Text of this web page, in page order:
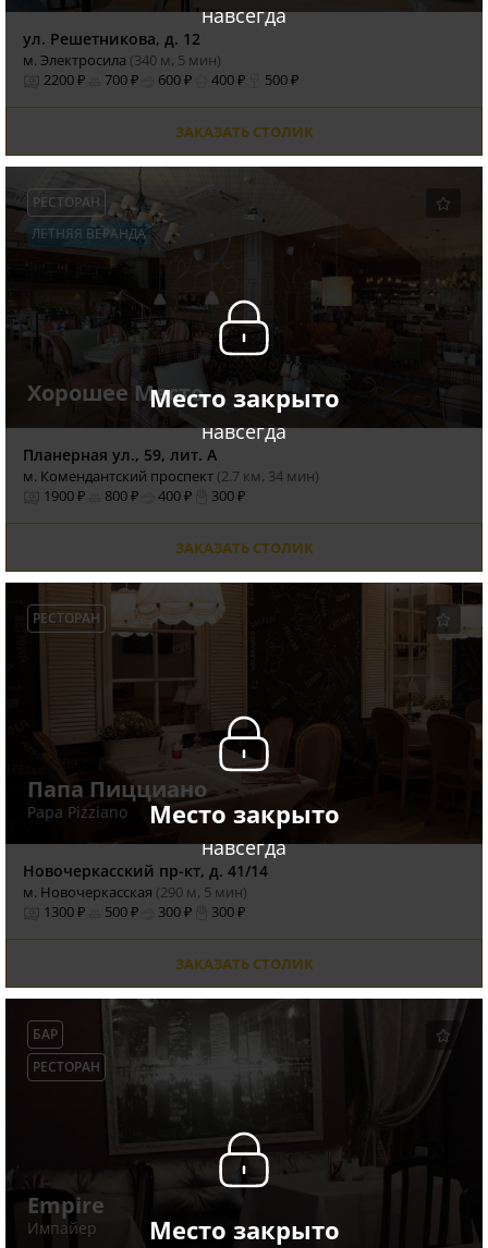
навсегда
ул. Решетникова, д. 12
м. Электросила (340 м, 5 мин)
2200 ₽
700 ₽ 600 ₽ 400 ₽ 500 ₽
ЗАКАЗАТЬ СТОЛИК
Место закрыто
навсегда
РЕСТОРАН
ЛЕТНЯЯ ВЕРАНДА
Хорошее Место
Планерная ул., 59, лит. А
м. Комендантский проспект (2.7 км, 34 мин)
1900 ₽
800 ₽ 400 ₽ 300 ₽
ЗАКАЗАТЬ СТОЛИК
Место закрыто
навсегда
РЕСТОРАН
Папа Пицциано
Papa Pizziano
Новочеркасский пр-кт, д. 41/14
м. Новочеркасская (290 м, 5 мин)
1300 ₽
500 ₽ 300 ₽ 300 ₽
ЗАКАЗАТЬ СТОЛИК
Место закрыто
БАР
РЕСТОРАН
Empire
Импайер